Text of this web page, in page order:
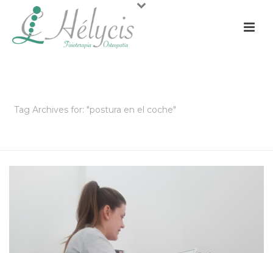
Tag Archives for: "postura en el coche"